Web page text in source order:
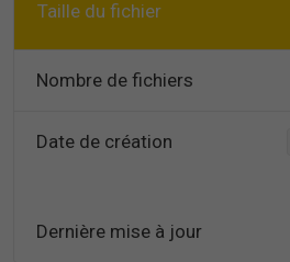
Taille du fichier
Nombre de fichiers
Date de création
Dernière mise à jour